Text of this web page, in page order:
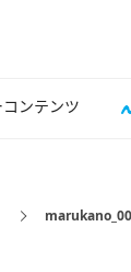
ンテンツ